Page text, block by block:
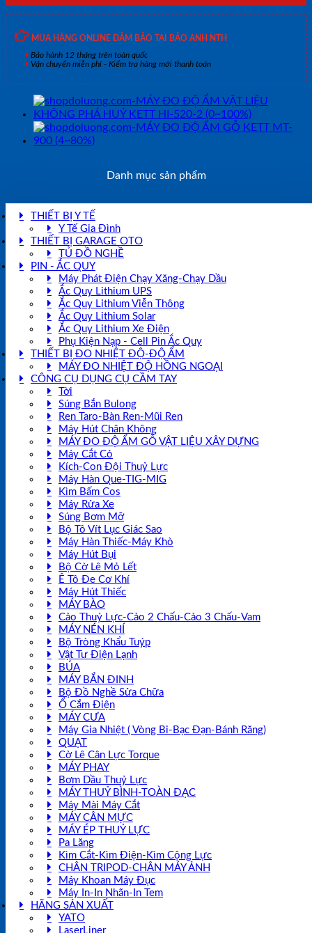
MUA HÀNG ONLINE ĐẢM BẢO TẠI BẢO ANH NTH
Bảo hành 12 tháng trên toàn quốc
Vận chuyển miễn phí - Kiểm tra hàng mới thanh toán
Danh mục sản phẩm
THIẾT BỊ Y TẾ
Y Tế Gia Đình
THIẾT BỊ GARAGE OTO
TỦ ĐỒ NGHỀ
PIN - ẮC QUY
Máy Phát Điện Chạy Xăng-Chạy Dầu
Ắc Quy Lithium UPS
Ắc Quy Lithium Viễn Thông
Ắc Quy Lithium Solar
Ắc Quy Lithium Xe Điện
Phụ Kiện Nạp - Cell Pin Ắc Quy
THIẾT BỊ ĐO NHIỆT ĐỘ-ĐỘ ẨM
MÁY ĐO NHIỆT ĐỘ HỒNG NGOẠI
CÔNG CỤ DỤNG CỤ CẦM TAY
Tời
Súng Bắn Bulong
Ren Taro-Bàn Ren-Mũi Ren
Máy Hút Chân Không
MÁY ĐO ĐỘ ẨM GỖ VẬT LIỆU XÂY DỰNG
Máy Cắt Cỏ
Kích-Con Đội Thuỷ Lực
Máy Hàn Que-TIG-MIG
Kìm Bấm Cos
Máy Rửa Xe
Súng Bơm Mỡ
Bộ Tô Vít Lục Giác Sao
Máy Hàn Thiếc-Máy Khò
Máy Hút Bụi
Bộ Cờ Lê Mỏ Lết
Ê Tô Đe Cơ Khí
Máy Hút Thiếc
MÁY BÀO
Cảo Thuỷ Lực-Cảo 2 Chấu-Cảo 3 Chấu-Vam
MÁY NÉN KHÍ
Bộ Tròng Khẩu Tuýp
Vật Tư Điện Lạnh
BÚA
MÁY BẮN ĐINH
Bộ Đồ Nghề Sửa Chữa
Ổ Cắm Điện
MÁY CƯA
Máy Gia Nhiệt ( Vòng Bi-Bạc Đạn-Bánh Răng)
QUẠT
Cờ Lê Cân Lực Torque
MÁY PHAY
Bơm Dầu Thuỷ Lực
MÁY THUỶ BÌNH-TOÀN ĐẠC
Máy Mài Máy Cắt
MÁY CÂN MỰC
MÁY ÉP THUỶ LỰC
Pa Lăng
Kìm Cắt-Kìm Điện-Kìm Cộng Lực
CHÂN TRIPOD-CHÂN MÁY ẢNH
Máy Khoan Máy Đục
Máy In-In Nhãn-In Tem
HÃNG SẢN XUẤT
YATO
LaserLiner